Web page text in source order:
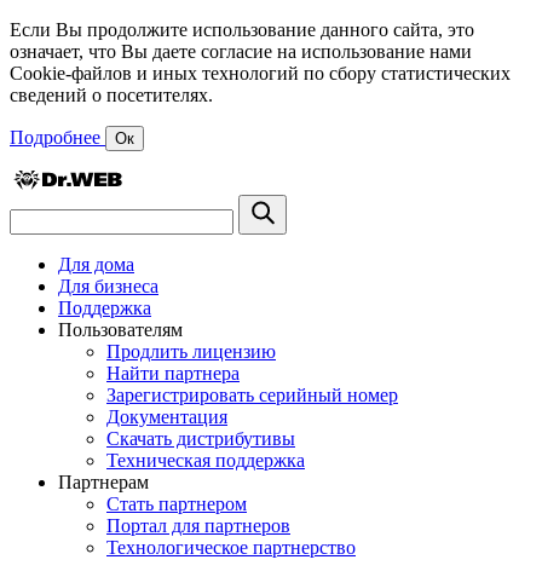
Если Вы продолжите использование данного сайта, это
означает, что Вы даете согласие на использование нами
Cookie-файлов и иных технологий по сбору статистических
сведений о посетителях.
Подробнее Ок
Для дома
Для бизнеса
Поддержка
Пользователям
Продлить лицензию
Найти партнера
Зарегистрировать серийный номер
Документация
Скачать дистрибутивы
Техническая поддержка
Партнерам
Стать партнером
Портал для партнеров
Технологическое партнерство